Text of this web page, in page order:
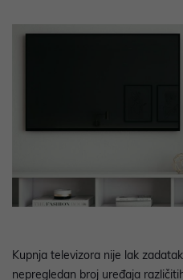
Kupnja televizora nije lak
nepregledan broj uređaja